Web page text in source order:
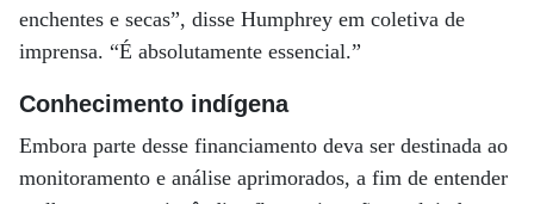
enchentes e secas”, disse Humphrey em coletiva de
imprensa. “É absolutamente essencial.”
Conhecimento indígena
Embora parte desse financiamento deva ser destinada ao
monitoramento e análise aprimorados, a fim de entender